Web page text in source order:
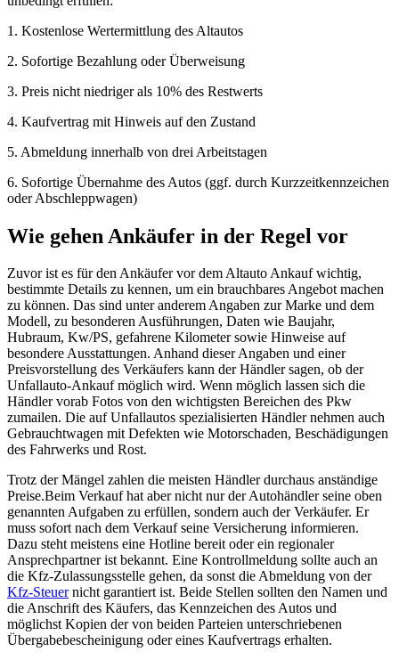
1. Kostenlose Wertermittlung des Altautos
2. Sofortige Bezahlung oder Überweisung
3. Preis nicht niedriger als 10% des Restwerts
4. Kaufvertrag mit Hinweis auf den Zustand
5. Abmeldung innerhalb von drei Arbeitstagen
6. Sofortige Übernahme des Autos (ggf. durch Kurzzeitkennzeichen
oder Abschleppwagen)
Wie gehen Ankäufer in der Regel vor
Zuvor ist es für den Ankäufer vor dem Altauto Ankauf wichtig,
bestimmte Details zu kennen, um ein brauchbares Angebot machen
zu können. Das sind unter anderem Angaben zur Marke und dem
Modell, zu besonderen Ausführungen, Daten wie Baujahr,
Hubraum, Kw/PS, gefahrene Kilometer sowie Hinweise auf
besondere Ausstattungen. Anhand dieser Angaben und einer
Preisvorstellung des Verkäufers kann der Händler sagen, ob der
Unfallauto-Ankauf möglich wird. Wenn möglich lassen sich die
Händler vorab Fotos von den wichtigsten Bereichen des Pkw
zumailen. Die auf Unfallautos spezialisierten Händler nehmen auch
Gebrauchtwagen mit Defekten wie Motorschaden, Beschädigungen
des Fahrwerks und Rost.
Trotz der Mängel zahlen die meisten Händler durchaus anständige
Preise.Beim Verkauf hat aber nicht nur der Autohändler seine oben
genannten Aufgaben zu erfüllen, sondern auch der Verkäufer. Er
muss sofort nach dem Verkauf seine Versicherung informieren.
Dazu steht meistens eine Hotline bereit oder ein regionaler
Ansprechpartner ist bekannt. Eine Kontrollmeldung sollte auch an
die Kfz-Zulassungsstelle gehen, da sonst die Abmeldung von der
Kfz-Steuernicht garantiert ist. Beide Stellen sollten den Namen und
die Anschrift des Käufers, das Kennzeichen des Autos und
möglichst Kopien der von beiden Parteien unterschriebenen
Übergabebescheinigung oder eines Kaufvertrags erhalten.